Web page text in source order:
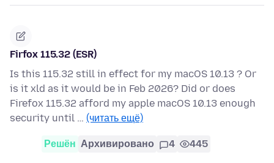
Firfox 115.32 (ESR)
Is this 115.32 still in effect for my macOS 10.13 ? Or
is it xld as it would be in Feb 2026? Did or does
Firefox 115.32 afford my apple macOS 10.13 enough
security until … (читать ещё)
Решён Архивировано 4 445